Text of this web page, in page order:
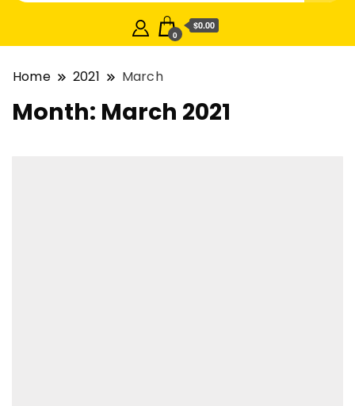
0
$0.00
Home 2021 March
Month: March 2021